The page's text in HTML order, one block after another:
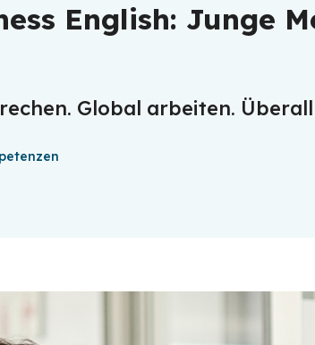
English: Junge
Global arbeiten.